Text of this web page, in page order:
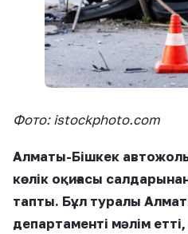
Фото: istockphoto.com
Алматы-Бішкек
көлік оқиғасы
тапты. Бұл туралы
департаменті мәлім